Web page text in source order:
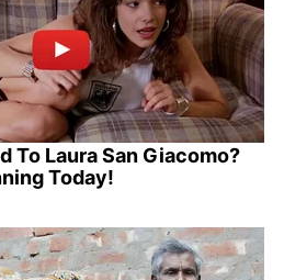
To Laura San Giacomo?
Today!